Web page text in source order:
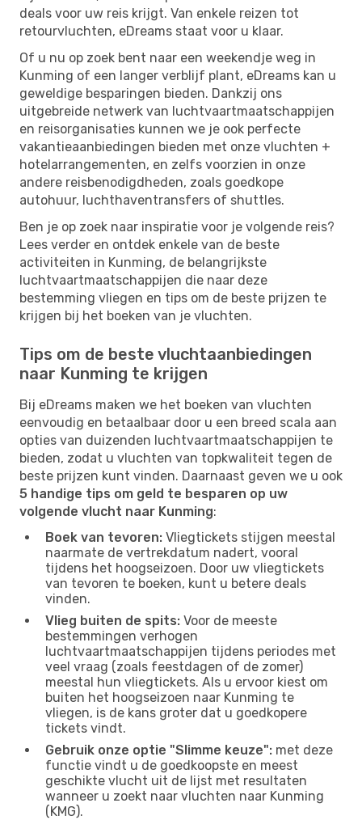
deals voor uw reis krijgt. Van enkele reizen tot
retourvluchten, eDreams staat voor u klaar.
Of u nu op zoek bent naar een weekendje weg in
Kunming of een langer verblijf plant, eDreams kan u
geweldige besparingen bieden. Dankzij ons
uitgebreide netwerk van luchtvaartmaatschappijen
en reisorganisaties kunnen we je ook perfecte
vakantieaanbiedingen bieden met onze vluchten +
hotelarrangementen, en zelfs voorzien in onze
andere reisbenodigdheden, zoals goedkope
autohuur, luchthaventransfers of shuttles.
Ben je op zoek naar inspiratie voor je volgende reis?
Lees verder en ontdek enkele van de beste
activiteiten in Kunming, de belangrijkste
luchtvaartmaatschappijen die naar deze
bestemming vliegen en tips om de beste prijzen te
krijgen bij het boeken van je vluchten.
Tips om de beste vluchtaanbiedingen
naar Kunming te krijgen
Bij eDreams maken we het boeken van vluchten
eenvoudig en betaalbaar door u een breed scala aan
opties van duizenden luchtvaartmaatschappijen te
bieden, zodat u vluchten van topkwaliteit tegen de
beste prijzen kunt vinden. Daarnaast geven we u ook
5 handige tips om geld te besparen op uw
volgende vlucht naar Kunming:
Boek van tevoren: Vliegtickets stijgen meestal
naarmate de vertrekdatum nadert, vooral
tijdens het hoogseizoen. Door uw vliegtickets
van tevoren te boeken, kunt u betere deals
vinden.
Vlieg buiten de spits: Voor de meeste
bestemmingen verhogen
luchtvaartmaatschappijen tijdens periodes met
veel vraag (zoals feestdagen of de zomer)
meestal hun vliegtickets. Als u ervoor kiest om
buiten het hoogseizoen naar Kunming te
vliegen, is de kans groter dat u goedkopere
tickets vindt.
Gebruik onze optie "Slimme keuze": met deze
functie vindt u de goedkoopste en meest
geschikte vlucht uit de lijst met resultaten
wanneer u zoekt naar vluchten naar Kunming
(KMG).